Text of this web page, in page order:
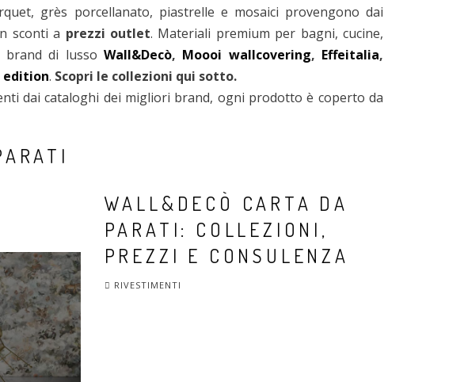
grès porcellanato, piastrelle e mosaici provengono dai
sconti a prezzi outlet. Materiali premium per bagni, cucine,
di lusso Wall&Decò, Moooi wallcovering, Effeitalia,
edition. Scopri le collezioni qui sotto.
dai cataloghi dei migliori brand, ogni prodotto è coperto da
WALL&DECÒ CARTA DA
PARATI: COLLEZIONI,
PREZZI E CONSULENZA
RIVESTIMENTI